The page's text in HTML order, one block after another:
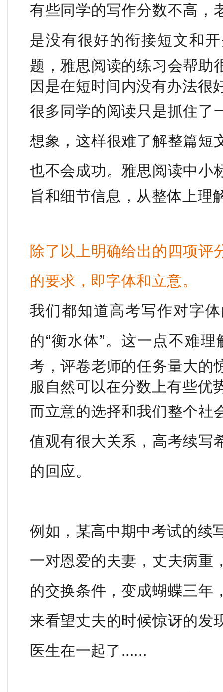
有些同学的写作分数不高，
是没有很好的衔接短文和
题，雅思阅读的练习会帮助
因是在短时间内没有办法很
很多同学的阅读只是抓住了
想象，这样很难了解整篇短
也不会成功。 雅思阅读中小
旨和细节信息，从整体上理
除了以上明确给出的四项评
的要求，即字体和立意。
我们都知道高考写作对字
的“衡水体”。 这一点不难理
考，评卷老师的任务量大的
服自然可以在分数上有些优
而立意的选择和我们整个社
值观有很大关系，高考续写
的回应。
例如，某高中期中考试的续
一对恩爱的夫妻，丈夫病重
的交换条件，变成蝴蝶三年
来看望丈夫的时候惊讶的发
医生在一起了......